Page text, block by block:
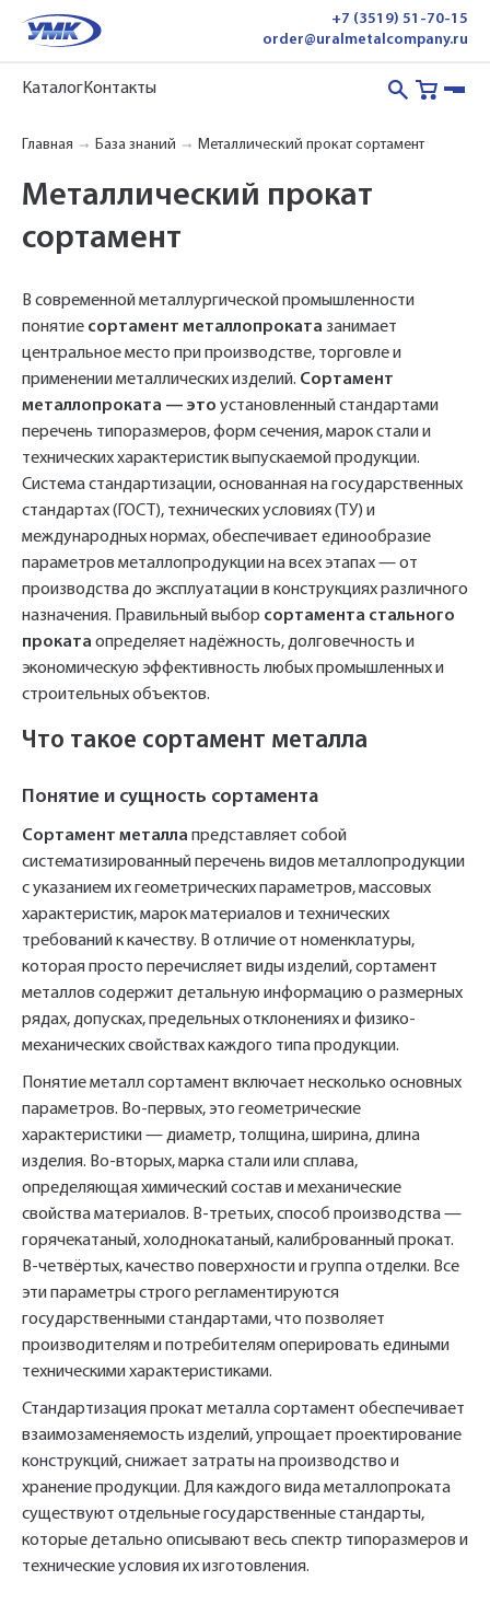
+7 (3519) 51-70-15
order@uralmetalcompany.ru
КаталогКонтакты
Главная База знаний Металлический прокат сортамент
Металлический прокат
сортамент
В современной металлургической промышленности
понятие сортамент металлопроката занимает
центральное место при производстве, торговле и
применении металлических изделий. Сортамент
металлопроката — это установленный стандартами
перечень типоразмеров, форм сечения, марок стали и
технических характеристик выпускаемой продукции.
Система стандартизации, основанная на государственных
стандартах (ГОСТ), технических условиях (ТУ) и
международных нормах, обеспечивает единообразие
параметров металлопродукции на всех этапах — от
производства до эксплуатации в конструкциях различного
назначения. Правильный выбор сортамента стального
проката определяет надёжность, долговечность и
экономическую эффективность любых промышленных и
строительных объектов.
Что такое сортамент металла
Понятие и сущность сортамента
Сортамент металла представляет собой
систематизированный перечень видов металлопродукции
с указанием их геометрических параметров, массовых
характеристик, марок материалов и технических
требований к качеству. В отличие от номенклатуры,
которая просто перечисляет виды изделий, сортамент
металлов содержит детальную информацию о размерных
рядах, допусках, предельных отклонениях и физико-
механических свойствах каждого типа продукции.
Понятие металл сортамент включает несколько основных
параметров. Во-первых, это геометрические
характеристики — диаметр, толщина, ширина, длина
изделия. Во-вторых, марка стали или сплава,
определяющая химический состав и механические
свойства материалов. В-третьих, способ производства —
горячекатаный, холоднокатаный, калиброванный прокат.
В-четвёртых, качество поверхности и группа отделки. Все
эти параметры строго регламентируются
государственными стандартами, что позволяет
производителям и потребителям оперировать едиными
техническими характеристиками.
Стандартизация прокат металла сортамент обеспечивает
взаимозаменяемость изделий, упрощает проектирование
конструкций, снижает затраты на производство и
хранение продукции. Для каждого вида металлопроката
существуют отдельные государственные стандарты,
которые детально описывают весь спектр типоразмеров и
технические условия их изготовления.